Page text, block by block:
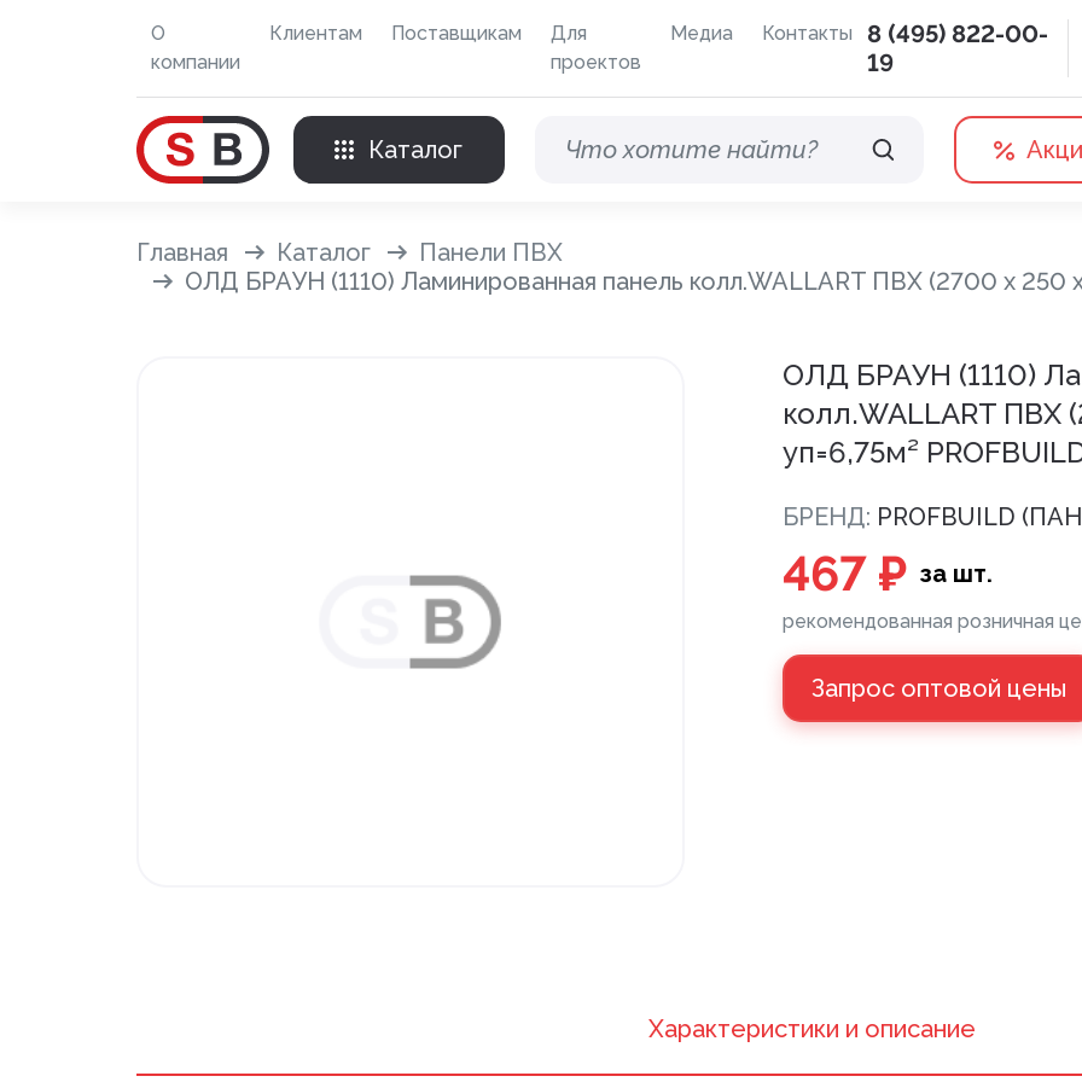
О
компании
Клиентам Поставщикам
Для
проектов
Медиа Контакты
8 (495) 822-00-
19
Каталог
Внешняя отделка
Дренажная система
Напольные покрытия ПВХ
Напольные покрытия ХДФ
Клей
Главная Каталог
Панели ПВХ
ОЛД БРАУН (1110) Ламинированная панель колл.WALLART ПВХ (2700 х 250
ОЛД БРАУН (1110)
колл.WALLART
уп=6,75м²
БРЕНД: PROFBUILD
467 ₽ за шт.
рекомендованная розничная
Запрос оптовой цены
Xарактеристики и описание